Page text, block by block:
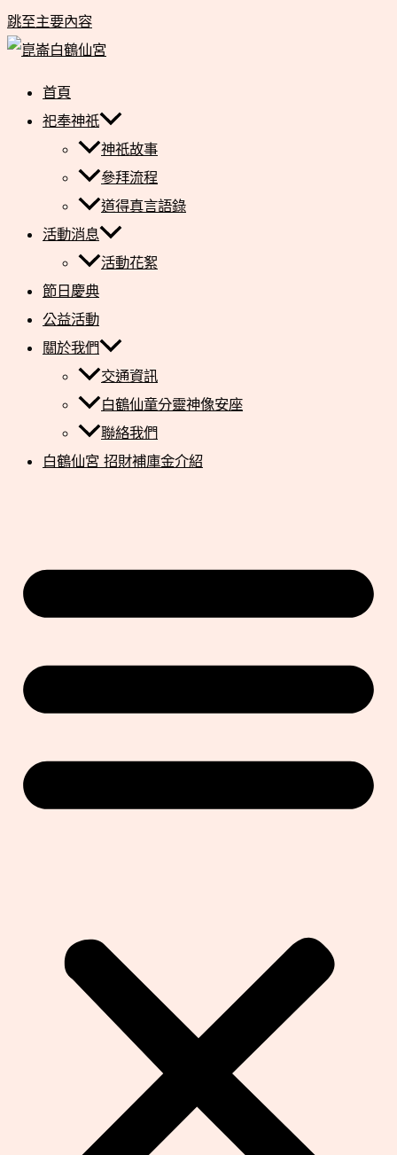
跳至主要內容
首頁
祀奉神祇
神祇故事
參拜流程
道得真言語錄
活動消息
活動花絮
節日慶典
公益活動
關於我們
交通資訊
白鶴仙童分靈神像安座
聯絡我們
白鶴仙宮 招財補庫金介紹